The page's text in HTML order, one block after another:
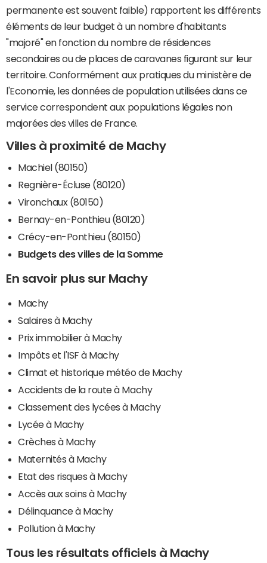
permanente est souvent faible) rapportent les différents
éléments de leur budget à un nombre d'habitants
"majoré" en fonction du nombre de résidences
secondaires ou de places de caravanes figurant sur leur
territoire. Conformément aux pratiques du ministère de
l'Economie, les données de population utilisées dans ce
service correspondent aux populations légales non
majorées des villes de France.
Villes à proximité de Machy
Machiel (80150)
Regnière-Écluse (80120)
Vironchaux (80150)
Bernay-en-Ponthieu (80120)
Crécy-en-Ponthieu (80150)
Budgets des villes de la Somme
En savoir plus sur Machy
Machy
Salaires à Machy
Prix immobilier à Machy
Impôts et l'ISF à Machy
Climat et historique météo de Machy
Accidents de la route à Machy
Classement des lycées à Machy
Lycée à Machy
Crèches à Machy
Maternités à Machy
Etat des risques à Machy
Accès aux soins à Machy
Délinquance à Machy
Pollution à Machy
Tous les résultats officiels à Machy